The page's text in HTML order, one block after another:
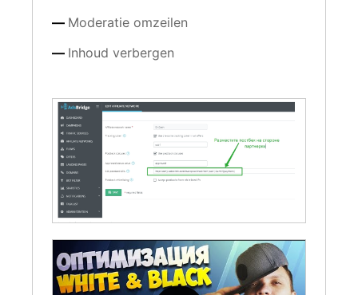
Moderatie omzeilen
Inhoud verbergen